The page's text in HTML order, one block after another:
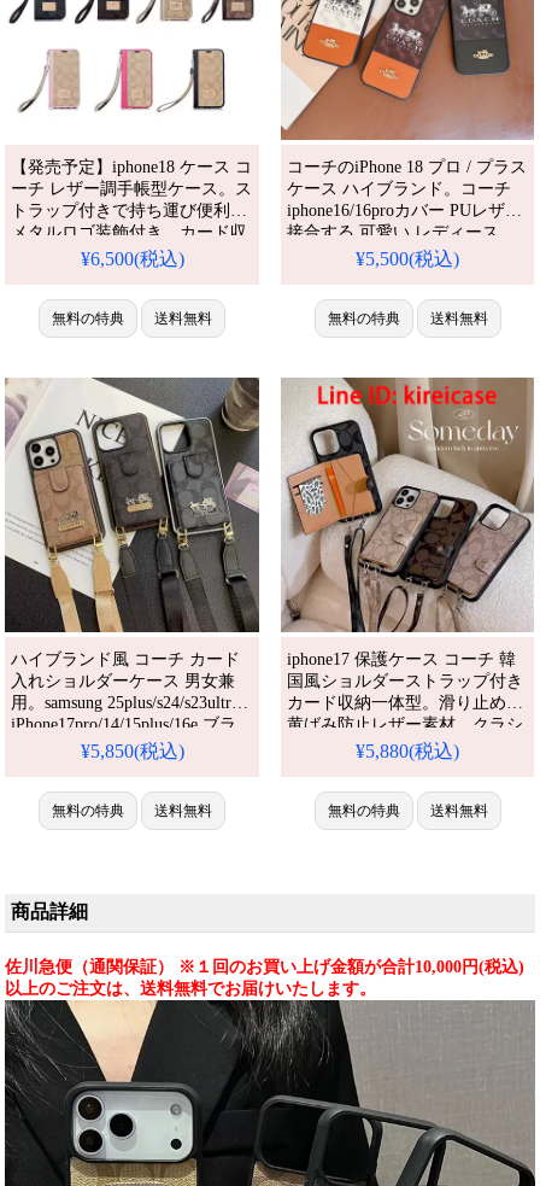
【発売予定】iphone18 ケース コ
ーチ レザー調手帳型ケース。ス
トラップ付きで持ち運び便利、
メタルロゴ装飾付き、カード収
納スペース内蔵。7 色展開で芸
タンド機能搭載で通勤・ショッ
ピング時に実用的です。アイフ
ォン16/16 pro/16pro max/16
対応
¥6,500(税込)
無料の特典 送料無料
コーチのiPhone 18 プロ / プラス
ケース ハイブランド。コーチ
iphone16/16proカバー PUレザー
接合する 可愛い レディース
GALAXY S25/S24携帯ケース
15promax/14ケース 耐衝撃。芸
能人も愛用する人気アイテム。
防水・多機能でかわいい。おし
流行りのデザインをおすすめ。
¥5,500(税込)
無料の特典 送料無料
ハイブランド風 コーチ カード
入れショルダーケース 男女兼
用。samsung 25plus/s24/s23ultra
iPhone17pro/14/15plus/16e ブラ
ンドコピー セレブ愛用。Galaxy
ス。激安パロディ ギャラクシー
s25/s23/s24 ultra スマホカバー。
Samsung s25/S23 Ultra/s24/s2
¥5,850(税込)
無料の特典 送料無料
iphone17 保護ケース コーチ 韓
国風ショルダーストラップ付き
カード収納一体型。滑り止め・
黄ばみ防止レザー素材、クラシ
ック総柄 3 色展開、芸能人に大
りに使えて外出時の荷物を減ら
せます。アイフォン16/16
pro/16pro max/16
¥5,880(税込)
無料の特典 送料無料
商品詳細
佐川急便（通関保証） ※１回のお買い上げ金額が合計10,000円(税込)
以上のご注文は、送料無料でお届けいたします。